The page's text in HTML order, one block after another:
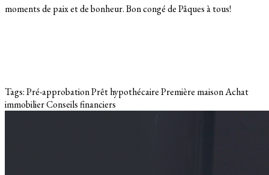
moments de paix et de bonheur. Bon congé de Pâques à tous!
Tags:Pré-approbationPrêt hypothécairePremière maisonAchat
immobilierConseils financiers